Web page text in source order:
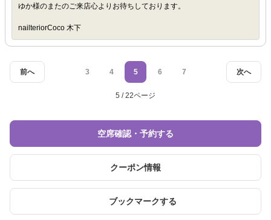
ゆか様のまたのご来店心よりお待ちしております。
nailteriorCoco 木下
前へ 次へ
3 4 5 6 7
5 / 22ページ
空席確認・予約する
クーポン情報
ブックマークする